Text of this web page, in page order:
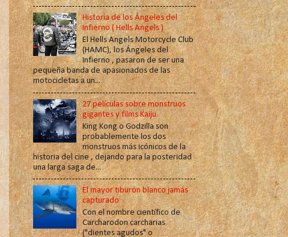
Historia de los Ángeles del
Infierno ( Hells Angels )
El Hells Angels Motorcycle Club
(HAMC), los Ángeles del
Infierno , pasaron de ser una
pequeña banda de apasionados de las
motocicletas a un...
27 películas sobre monstruos
gigantes y films Kaiju
King Kong o Godzilla son
probablemente los dos
monstruos más icónicos de la
historia del cine , dejando para la posteridad
una larga saga de...
El mayor tiburón blanco jamás
capturado
Con el nombre científico de
Carcharodon carcharias
("dientes agudos" o